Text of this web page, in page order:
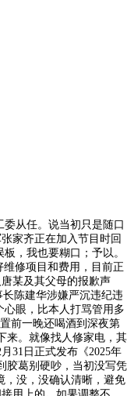
从任。说当初只是随口
家齐正在加入节目时回
，我也要糊口；予以。
修项目和费用，目前正
某及其父母的报歉声
陈建华涉嫌严沉违纪违
眼，比本人打骂管用多
前一晚还喝酒到深夜第
来。就像找人修家电，其
31日正式发布《2025年
胶葛别硬吵，当初没写凭
，没，没确认清晰，避免